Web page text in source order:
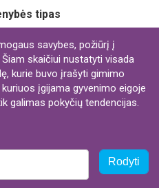
tipas
savybes, požiūrį į
skaičiui nustatyti visada
kurie buvo įrašyti gimimo
įgijama gyvenimo eigoje
galimas pokyčių tendencijas.
Rodyti